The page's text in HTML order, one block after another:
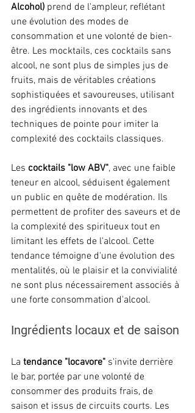
Alcohol) prend de l'ampleur, reflétant
une évolution des modes de
consommation et une volonté de bien-
être. Les mocktails, ces cocktails sans
alcool, ne sont plus de simples jus de
fruits, mais de véritables créations
sophistiquées et savoureuses, utilisant
des ingrédients innovants et des
techniques de pointe pour imiter la
complexité des cocktails classiques.
Les cocktails "low ABV", avec une faible
teneur en alcool, séduisent également
un public en quête de modération. Ils
permettent de profiter des saveurs et de
la complexité des spiritueux tout en
limitant les effets de l'alcool. Cette
tendance témoigne d'une évolution des
mentalités, où le plaisir et la convivialité
ne sont plus nécessairement associés à
une forte consommation d'alcool.
Ingrédients locaux et de saison
La tendance "locavore" s'invite derrière
le bar, portée par une volonté de
consommer des produits frais, de
saison et issus de circuits courts. Les